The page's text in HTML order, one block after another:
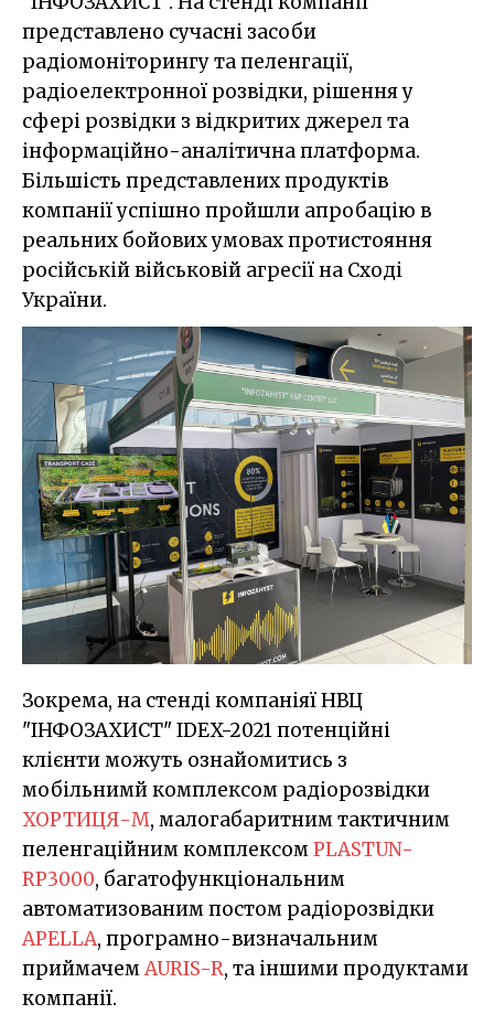
представлено сучасні засоби
радіомоніторингу та пеленгації,
радіоелектронної розвідки, рішення у
сфері розвідки з відкритих джерел та
інформаційно-аналітична платформа.
Більшість представлених продуктів
компанії успішно пройшли апробацію в
реальних бойових умовах протистояння
російській військовій агресії на Сході
України.
Зокрема, на стенді компаніяї НВЦ
"ІНФОЗАХИСТ" IDEX-2021 потенційні
клієнти можуть ознайомитись з
мобільнимй комплексом радіорозвідки
ХОРТИЦЯ-М, малогабаритним тактичним
пеленгаційним комплексомPLASTUN-
RP3000, багатофункціональним
автоматизованим постом радіорозвідки
APELLA, програмно-визначальним
приймачемAURIS-R, та іншими продуктами
компанії.